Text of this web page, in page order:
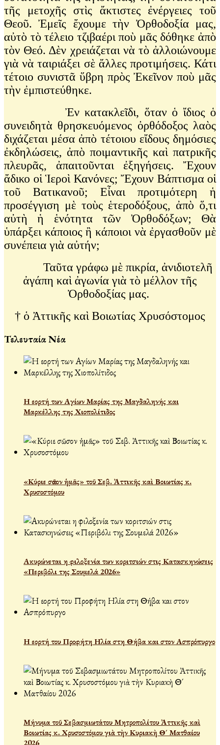
τῆς μετοχῆς στὶς ἄκτιστες ἐνέργειες τοῦ
Θεοῦ. Ἐμεῖς ἔχουμε τὴν Ὀρθοδοξία μας,
αὐτὸ τὸ τέλειο τζιβαέρι ποὺ μᾶς δόθηκε ἀπὸ
τὸν Θεό. Δὲν χρειάζεται νὰ τὸ ἀλλοιώνουμε
γιὰ νὰ ταιριάξει σὲ ἄλλες προτιμήσεις. Κάτι
τέτοιο συνιστᾶ ὕβρη πρὸς Ἐκεῖνον ποὺ μᾶς
τὴν ἐμπιστεύθηκε.
Ἐν κατακλεῖδι, ὅταν ὁ ἴδιος ὁ
συνειδητὰ θρησκευόμενος ὀρθόδοξος λαὸς
διχάζεται μέσα ἀπὸ τέτοιου εἴδους δημόσιες
ἐκδηλώσεις, ἀπὸ ποιμαντικῆς καὶ πατρικῆς
πλευρᾶς, ἀπαιτοῦνται ἐξηγήσεις. Ἔχουν
ἄδικο οἱ Ἱεροὶ Κανόνες; Ἔχουν Βάπτισμα οἱ
τοῦ Βατικανοῦ; Εἶναι προτιμότερη ἡ
προσέγγιση μὲ τοὺς ἑτεροδόξους, ἀπὸ ὅ,τι
αὐτὴ ἡ ἑνότητα τῶν Ὀρθοδόξων; Θὰ
ὑπάρξει κάποιος ἢ κάποιοι νὰ ἐργασθοῦν μὲ
συνέπεια γιὰ αὐτήν;
Ταῦτα γράφω μὲ πικρία, ἀνιδιοτελῆ
ἀγάπη καὶ ἀγωνία γιὰ τὸ μέλλον τῆς
Ὀρθοδοξίας μας.
† ὁ Ἀττικῆς καὶ Βοιωτίας Χρυσόστομος
Τελευταία Νέα
Η εορτή των Αγίων Μαρίας της Μαγδαληνής και
Μαρκέλλης της Χιοπολίτιδος
«Κύριε σῶσον ἡμᾶς» τοῦ Σεβ. Ἀττικῆς καὶ Βοιωτίας κ.
Χρυσοστόμου
Ακυρώνεται η φιλοξενία των κοριτσιών στις Κατασκηνώσεις
«Περιβόλι της Σουμελά 2026»
Η εορτή του Προφήτη Ηλία στη Θήβα και στον Ασπρόπυργο
Μήνυμα τοῦ Σεβασμιωτάτου Μητροπολίτου Ἀττικῆς καὶ
Βοιωτίας κ. Χρυσοστόμου γιὰ τὴν Κυριακὴ Θ´ Ματθαίου
2026